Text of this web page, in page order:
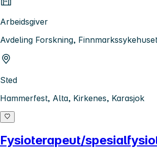
Arbeidsgiver
Avdeling Forskning,
Sted
Hammerfest, Alta, Kirkenes, Karasjok
Fysioterapeut/